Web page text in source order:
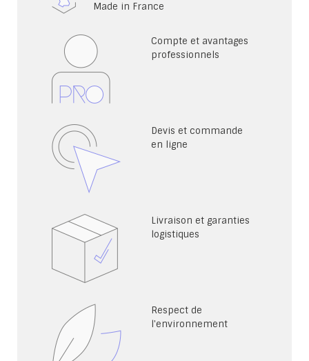
Made in France
Compte et avantages
professionnels
Devis et commande
en ligne
Livraison et garanties
logistiques
Respect de
l'environnement